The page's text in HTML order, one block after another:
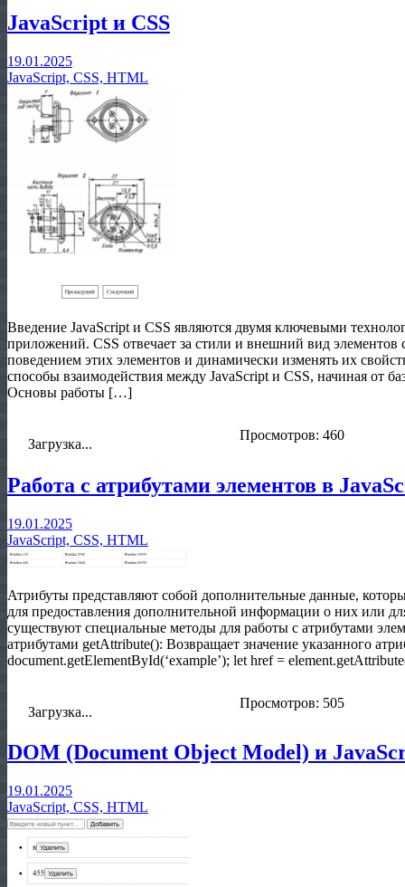
JavaScript и CSS
19.01.2025
JavaScript, CSS, HTML
Введение JavaScript и CSS являются двумя ключевыми
приложений. CSS отвечает за стили и внешний вид элементов
поведением этих элементов и динамически изменять их
способы взаимодействия между JavaScript и CSS, начиная от
Основы работы […]
Загрузка...
Просмотров: 460
Работа с атрибутами элементов в
19.01.2025
JavaScript, CSS, HTML
Атрибуты представляют собой дополнительные данные,
для предоставления дополнительной информации о них или
существуют специальные методы для работы с атрибутами
атрибутами getAttribute(): Возвращает значение указанного
document.getElementById(‘example’); let href =
Загрузка...
Просмотров: 505
DOM (Document Object Model) и
19.01.2025
JavaScript, CSS, HTML